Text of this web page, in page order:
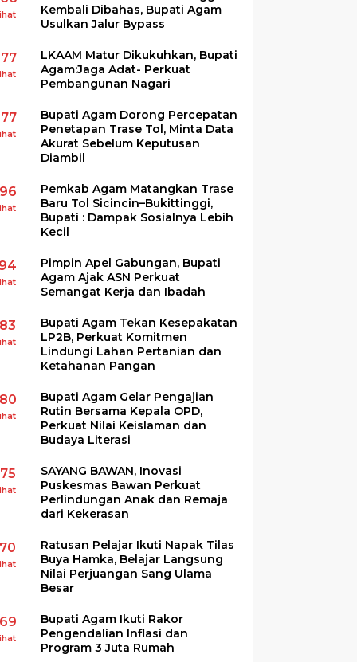
Kembali Dibahas, Bupati Agam
Usulkan Jalur Bypass
LKAAM Matur Dikukuhkan, Bupati
Agam:Jaga Adat- Perkuat
Pembangunan Nagari
Bupati Agam Dorong Percepatan
Penetapan Trase Tol, Minta Data
Akurat Sebelum Keputusan
Diambil
Pemkab Agam Matangkan Trase
Baru Tol Sicincin–Bukittinggi,
Bupati : Dampak Sosialnya Lebih
Kecil
Pimpin Apel Gabungan, Bupati
Agam Ajak ASN Perkuat
Semangat Kerja dan Ibadah
Bupati Agam Tekan Kesepakatan
LP2B, Perkuat Komitmen
Lindungi Lahan Pertanian dan
Ketahanan Pangan
Bupati Agam Gelar Pengajian
Rutin Bersama Kepala OPD,
Perkuat Nilai Keislaman dan
Budaya Literasi
SAYANG BAWAN, Inovasi
Puskesmas Bawan Perkuat
Perlindungan Anak dan Remaja
dari Kekerasan
Ratusan Pelajar Ikuti Napak Tilas
Buya Hamka, Belajar Langsung
Nilai Perjuangan Sang Ulama
Besar
Bupati Agam Ikuti Rakor
Pengendalian Inflasi dan
Program 3 Juta Rumah